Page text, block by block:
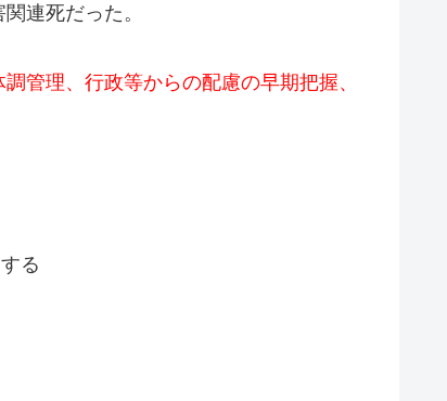
連死だった。
管理、行政等からの配慮の早期把握、
る